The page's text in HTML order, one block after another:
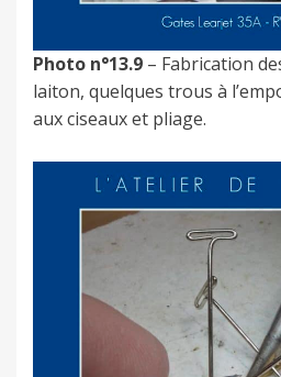
Photo n°13.9 – Fabrication
laiton, quelques trous à
aux ciseaux et pliage.